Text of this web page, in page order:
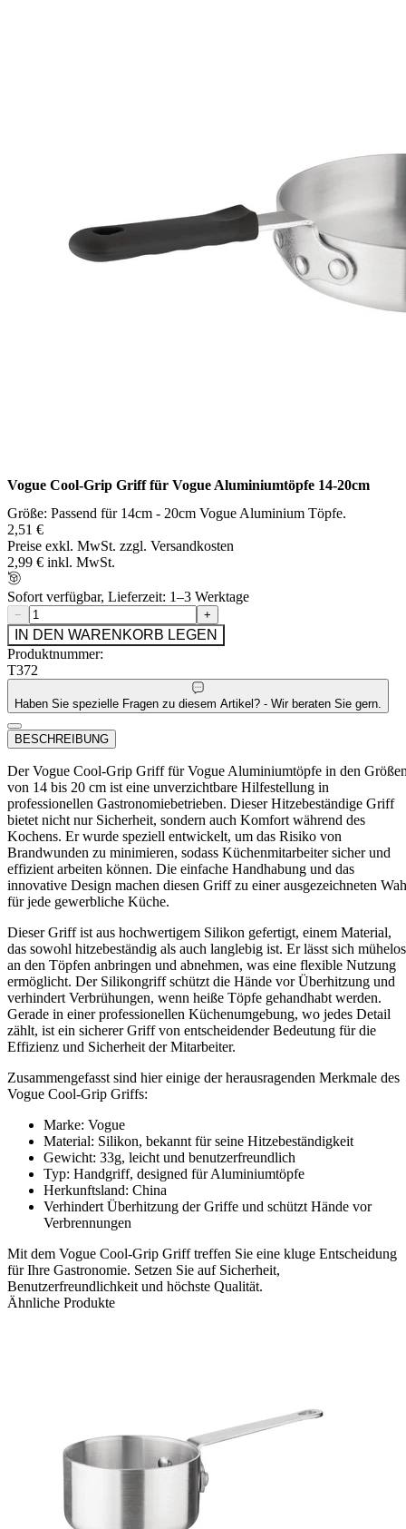
Vogue Cool-Grip Griff für Vogue Aluminiumtöpfe 14-20cm
Größe: Passend für 14cm - 20cm Vogue Aluminium Töpfe.
2,51 €
Preise exkl. MwSt. zzgl. Versandkosten
2,99 € inkl. MwSt.
Sofort verfügbar, Lieferzeit: 1–3 Werktage
− +
IN DEN WARENKORB LEGEN
Produktnummer:
T372
Haben Sie spezielle Fragen zu diesem Artikel? - Wir beraten Sie gern.
BESCHREIBUNG
Der Vogue Cool-Grip Griff für Vogue Aluminiumtöpfe in den
von 14 bis 20 cm ist eine unverzichtbare Hilfestellung in
professionellen Gastronomiebetrieben. Dieser Hitzebeständige Griff
bietet nicht nur Sicherheit, sondern auch Komfort während des
Kochens. Er wurde speziell entwickelt, um das Risiko von
Brandwunden zu minimieren, sodass Küchenmitarbeiter sicher und
effizient arbeiten können. Die einfache Handhabung und das
innovative Design machen diesen Griff zu einer ausgezeichneten
für jede gewerbliche Küche.
Dieser Griff ist aus hochwertigem Silikon gefertigt, einem Material,
das sowohl hitzebeständig als auch langlebig ist. Er lässt sich mühelos
an den Töpfen anbringen und abnehmen, was eine flexible Nutzung
ermöglicht. Der Silikongriff schützt die Hände vor Überhitzung und
verhindert Verbrühungen, wenn heiße Töpfe gehandhabt werden.
Gerade in einer professionellen Küchenumgebung, wo jedes Detail
zählt, ist ein sicherer Griff von entscheidender Bedeutung für die
Effizienz und Sicherheit der Mitarbeiter.
Zusammengefasst sind hier einige der herausragenden Merkmale des
Vogue Cool-Grip Griffs:
Marke: Vogue
Material: Silikon, bekannt für seine Hitzebeständigkeit
Gewicht: 33g, leicht und benutzerfreundlich
Typ: Handgriff, designed für Aluminiumtöpfe
Herkunftsland: China
Verhindert Überhitzung der Griffe und schützt Hände vor
Verbrennungen
Mit dem Vogue Cool-Grip Griff treffen Sie eine kluge Entscheidung
für Ihre Gastronomie. Setzen Sie auf Sicherheit,
Benutzerfreundlichkeit und höchste Qualität.
Ähnliche Produkte